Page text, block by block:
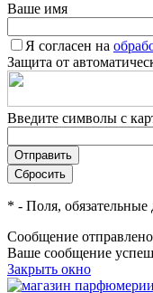
Ваше имя
Я согласен на
Защита от
Введите символы с
* - Поля, обязательные
Сообщение отправлено
Ваше сообщение
Закрыть окно